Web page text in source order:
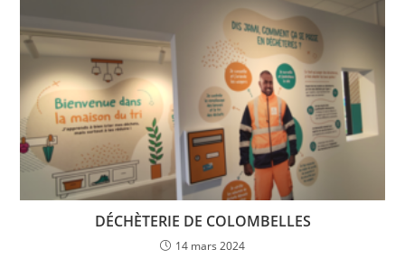
DÉCHÈTERIE DE COLOMBELLES
14 mars 2024